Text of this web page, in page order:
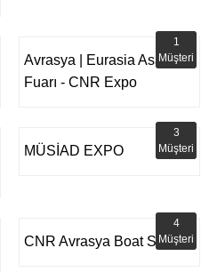
Avrasya | Eurasia Asansör
Fuarı - CNR Expo
1
Müşteri
MÜSİAD EXPO
3
Müşteri
CNR Avrasya Boat Show
4
Müşteri